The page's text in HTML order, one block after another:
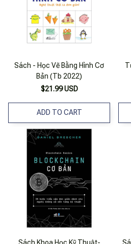
Sách - Học Vẽ Bằng Hình Cơ
Bản (Tb 2022)
$21.99 USD
ADD TO CART
Sách Khoa Học Kỹ Thuật-